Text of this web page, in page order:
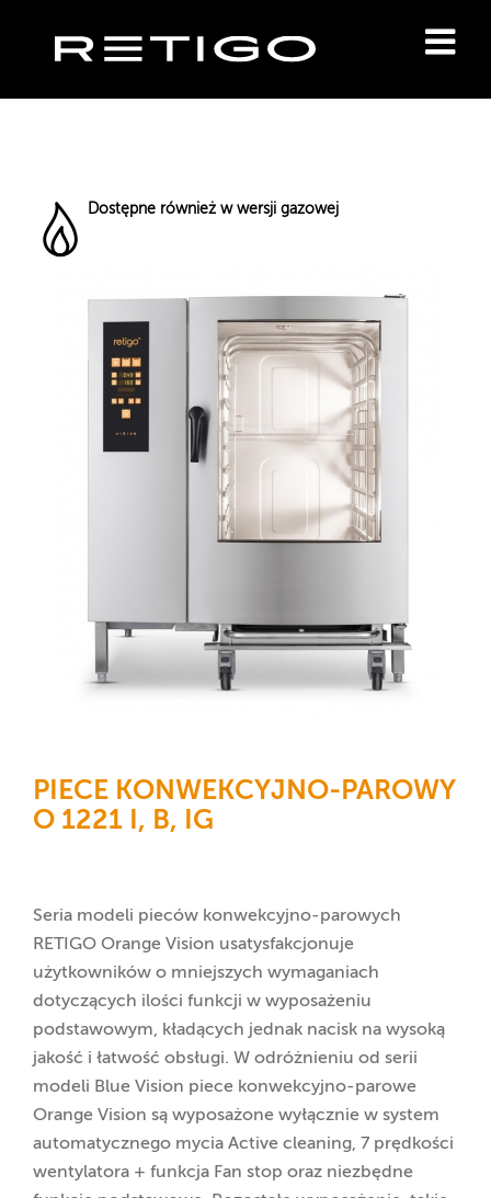
Dostępne również w wersji gazowej
PIECE KONWEKCYJNO-PAROWY
O 1221 I, B, IG
Seria modeli pieców konwekcyjno-parowych
RETIGO Orange Vision usatysfakcjonuje
użytkowników o mniejszych wymaganiach
dotyczących ilości funkcji w wyposażeniu
podstawowym, kładących jednak nacisk na wysoką
jakość i łatwość obsługi. W odróżnieniu od serii
modeli Blue Vision piece konwekcyjno-parowe
Orange Vision są wyposażone wyłącznie w system
automatycznego mycia Active cleaning, 7 prędkości
wentylatora + funkcja Fan stop oraz niezbędne